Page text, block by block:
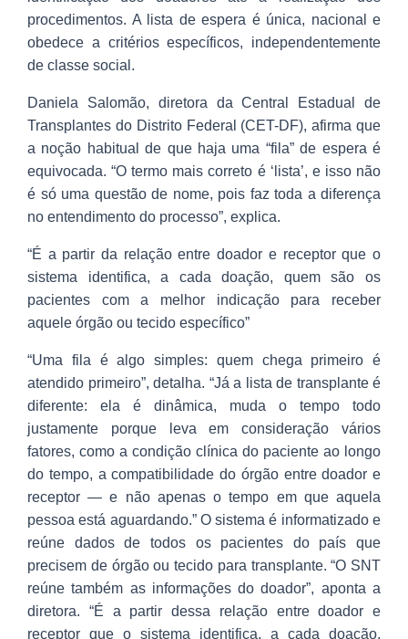
procedimentos. A lista de espera é única, nacional e
obedece a critérios específicos, independentemente
de classe social.
Daniela Salomão, diretora da Central Estadual de
Transplantes do Distrito Federal (CET-DF), afirma que
a noção habitual de que haja uma “fila” de espera é
equivocada. “O termo mais correto é ‘lista’, e isso não
é só uma questão de nome, pois faz toda a diferença
no entendimento do processo”, explica.
“É a partir da relação entre doador e receptor que o
sistema identifica, a cada doação, quem são os
pacientes com a melhor indicação para receber
aquele órgão ou tecido específico”
“Uma fila é algo simples: quem chega primeiro é
atendido primeiro”, detalha. “Já a lista de transplante é
diferente: ela é dinâmica, muda o tempo todo
justamente porque leva em consideração vários
fatores, como a condição clínica do paciente ao longo
do tempo, a compatibilidade do órgão entre doador e
receptor — e não apenas o tempo em que aquela
pessoa está aguardando.” O sistema é informatizado e
reúne dados de todos os pacientes do país que
precisem de órgão ou tecido para transplante. “O SNT
reúne também as informações do doador”, aponta a
diretora. “É a partir dessa relação entre doador e
receptor que o sistema identifica, a cada doação,